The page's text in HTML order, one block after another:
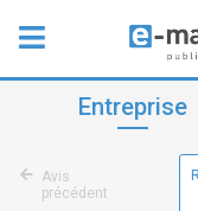
Entreprise
Avis
précédent